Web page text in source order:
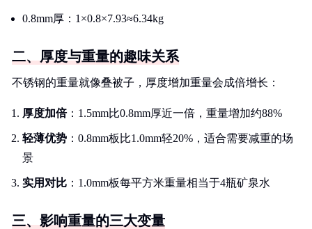
0.8mm厚：1×0.8×7.93≈6.34kg
二、厚度与重量的趣味关系
不锈钢的重量就像叠被子，厚度增加重量会成倍增长：
厚度加倍：1.5mm比0.8mm厚近一倍，重量增加约88%
轻薄优势 ：0.8mm板比1.0mm轻20%，适合需要减重的场
景
实用对比 ：1.0mm板每平方米重量相当于4瓶矿泉水
三、影响重量的三大变量